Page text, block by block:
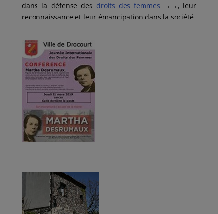
dans la défense des droits des femmes →→ , leur
reconnaissance et leur émancipation dans la société.